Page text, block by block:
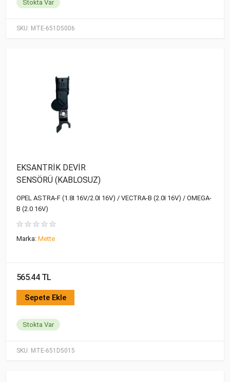
SKU: MTE-651D5006
Stokta Var
SKU: MTE-651D5015
EKSANTRİK DEVİR
SENSÖRÜ (KABLOSUZ)
OPEL ASTRA-F (1.8I 16V/2.0I 16V) / VECTRA-B (2.0I 16V) / OMEGA-
B (2.0 16V)
Marka: Mette
565.44 TL
Sepete Ekle
Stokta Var